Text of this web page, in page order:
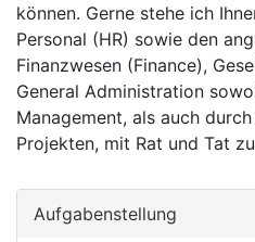
können. Gerne stehe ich
Personal (HR) sowie den
Finanzwesen (Finance),
General Administration
Management, als auch
Projekten, mit Rat und Tat
Aufgabenstellung